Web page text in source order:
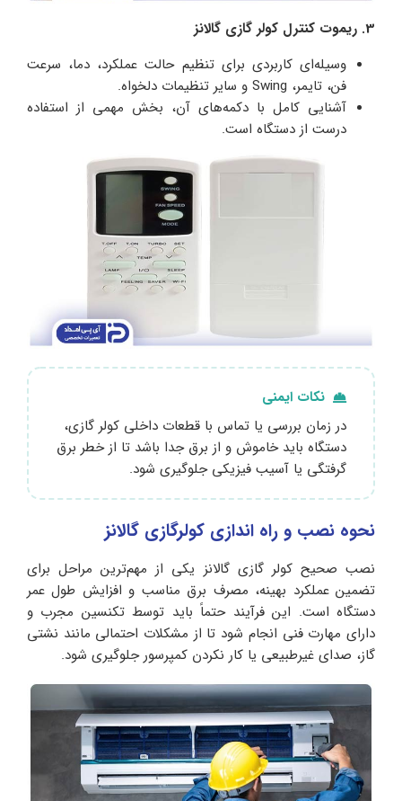
3. ریموت کنترل کولر گازی گالانز
وسیله‌ای کاربردی برای تنظیم حالت عملکرد، دما، سرعت
فن، تایمر، Swing و سایر تنظیمات دلخواه.
آشنایی کامل با دکمه‌های آن، بخش مهمی از استفاده
درست از دستگاه است.
نکات ایمنی
در زمان بررسی یا تماس با قطعات داخلی کولر گازی،
دستگاه باید خاموش و از برق جدا باشد تا از خطر برق‌
گرفتگی یا آسیب فیزیکی جلوگیری شود.
نحوه نصب و راه اندازی کولرگازی گالانز
نصب صحیح کولر گازی گالانز یکی از مهم‌ترین مراحل برای
تضمین عملکرد بهینه، مصرف برق مناسب و افزایش طول عمر
دستگاه است. این فرآیند حتماً باید توسط تکنسین مجرب و
دارای مهارت فنی انجام شود تا از مشکلات احتمالی مانند نشتی
گاز، صدای غیرطبیعی یا کار نکردن کمپرسور جلوگیری شود.